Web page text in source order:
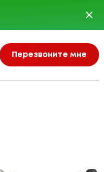
Перезвоните мне